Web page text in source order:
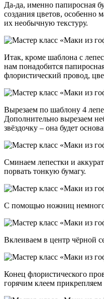
Да-да, именно папиросная
создания цветов, особенно
их необычную текстуру.
Итак, кроме шаблона с
нам понадобится
флористический провод,
Вырезаем по шаблону 4
Дополнительно вырезаем
звёздочку – она будет
Сминаем лепестки и
порвать тонкую бумагу.
С помощью ножниц немного
Вклеиваем в центр чёрной
Конец флористического
горячим клеем